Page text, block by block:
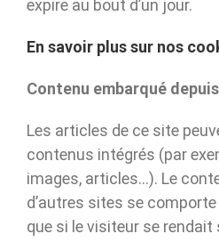
expire au bout d’un jour.
En savoir plus sur nos
Contenu embarqué
Les articles de ce site
contenus intégrés (par
images, articles…). Le
d’autres sites se
que si le visiteur se